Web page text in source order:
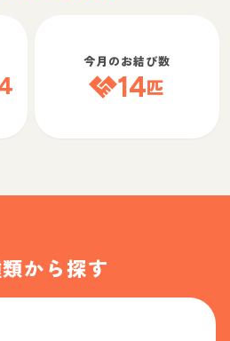
今月のお結び数
14匹
から探す